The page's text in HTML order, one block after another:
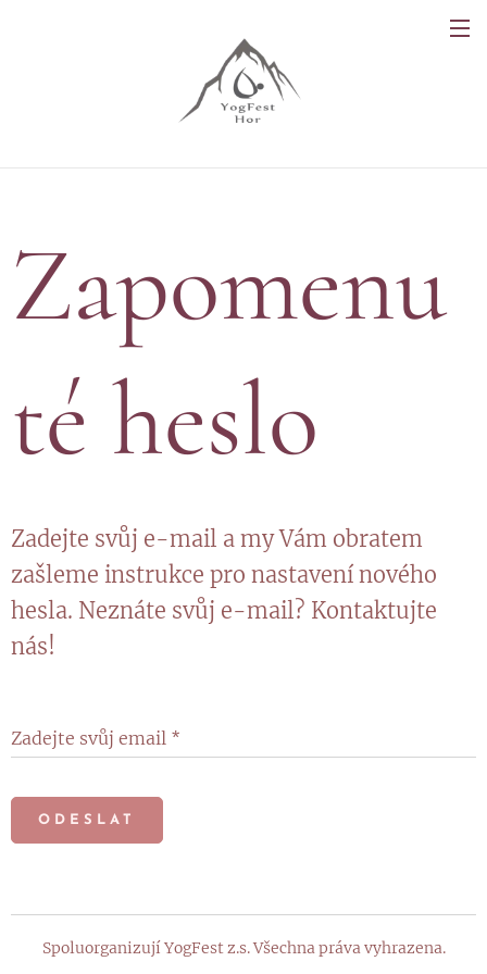
Zapomenu
té heslo
Zadejte svůj e-mail a my Vám obratem
zašleme instrukce pro nastavení nového
hesla. Neznáte svůj e-mail? Kontaktujte
nás!
Zadejte svůj email
ODESLAT
Spoluorganizují YogFest z.s. Všechna práva vyhrazena.